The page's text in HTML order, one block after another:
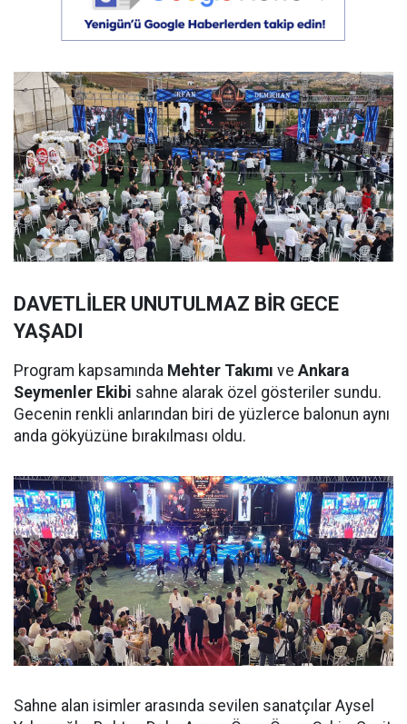
DAVETLİLER UNUTULMAZ BİR GECE
YAŞADI
Program kapsamında Mehter Takımı ve Ankara
Seymenler Ekibi sahne alarak özel gösteriler sundu.
Gecenin renkli anlarından biri de yüzlerce balonun aynı
anda gökyüzüne bırakılması oldu.
Sahne alan isimler arasında sevilen sanatçılar Aysel